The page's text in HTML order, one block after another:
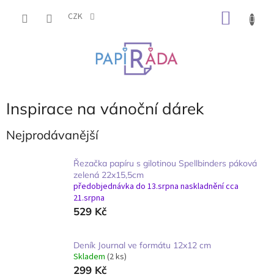
CZK
Inspirace na vánoční dárek
Nejprodávanější
Řezačka papíru s gilotinou Spellbinders páková
zelená 22x15,5cm
předobjednávka do 13.srpna naskladnění cca
21.srpna
529 Kč
Deník Journal ve formátu 12x12 cm
Skladem (2 ks)
299 Kč